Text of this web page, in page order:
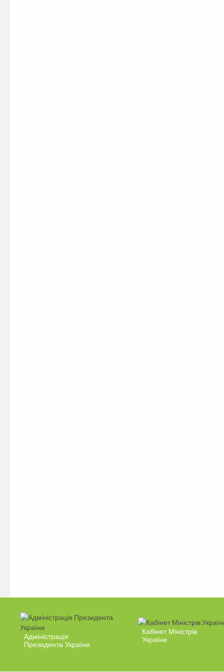
Адміністрація
Президента України
Кабінет Міністрів
України